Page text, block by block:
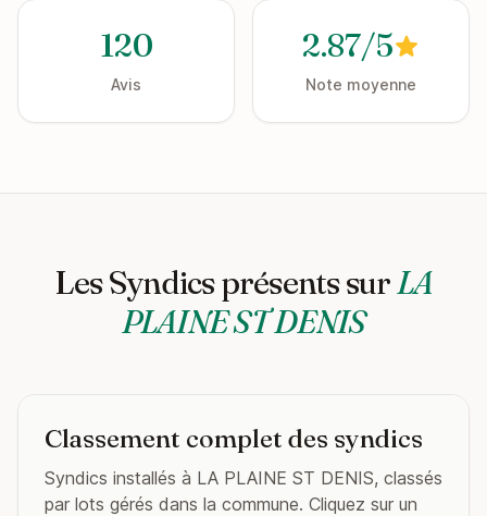
120
Avis
2.87/5
Note moyenne
Les Syndics présents surLA
PLAINE ST DENIS
Classement complet des syndics
Syndics installés à LA PLAINE ST DENIS, classés
par lots gérés dans la commune. Cliquez sur un